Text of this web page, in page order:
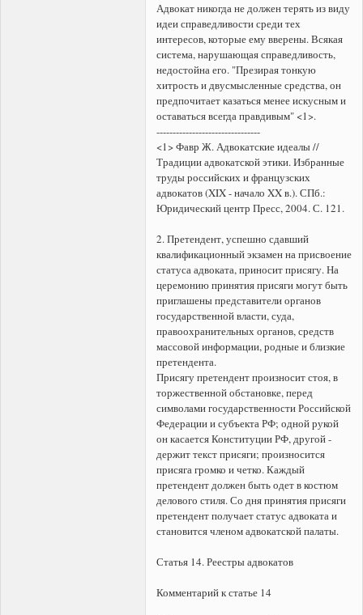
Адвокат никогда не должен терять из виду
идеи справедливости среди тех
интересов, которые ему вверены. Всякая
система, нарушающая справедливость,
недостойна его. "Презирая тонкую
хитрость и двусмысленные средства, он
предпочитает казаться менее искусным и
оставаться всегда правдивым" <1>.
--------------------------------
<1> Фавр Ж. Адвокатские идеалы //
Традиции адвокатской этики. Избранные
труды российских и французских
адвокатов (XIX - начало XX в.). СПб.:
Юридический центр Пресс, 2004. С. 121.
2. Претендент, успешно сдавший
квалификационный экзамен на присвоение
статуса адвоката, приносит присягу. На
церемонию принятия присяги могут быть
приглашены представители органов
государственной власти, суда,
правоохранительных органов, средств
массовой информации, родные и близкие
претендента.
Присягу претендент произносит стоя, в
торжественной обстановке, перед
символами государственности Российской
Федерации и субъекта РФ; одной рукой
он касается Конституции РФ, другой -
держит текст присяги; произносится
присяга громко и четко. Каждый
претендент должен быть одет в костюм
делового стиля. Со дня принятия присяги
претендент получает статус адвоката и
становится членом адвокатской палаты.
Статья 14. Реестры адвокатов
Комментарий к статье 14